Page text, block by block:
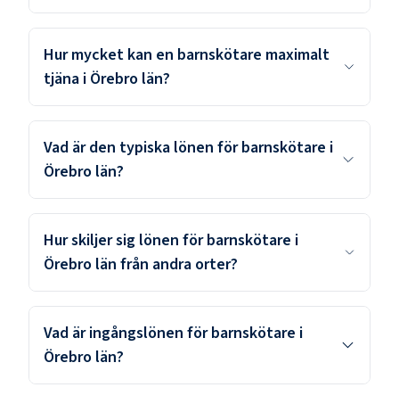
Hur mycket kan en barnskötare maximalt
tjäna i Örebro län?
Vad är den typiska lönen för barnskötare i
Örebro län?
Hur skiljer sig lönen för barnskötare i
Örebro län från andra orter?
Vad är ingångslönen för barnskötare i
Örebro län?